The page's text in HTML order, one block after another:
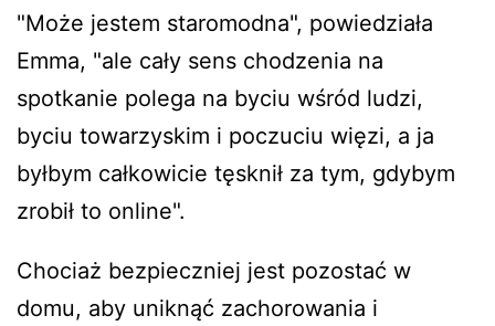
"Może jestem staromodna", powiedziała
Emma, "ale cały sens chodzenia na
spotkanie polega na byciu wśród ludzi,
byciu towarzyskim i poczuciu więzi, a ja
byłbym całkowicie tęsknił za tym, gdybym
zrobił to online".
Chociaż bezpieczniej jest pozostać w
domu, aby uniknąć zachorowania i